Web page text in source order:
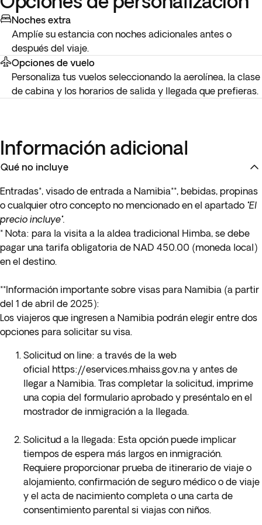
Noches extra
Amplíe su estancia con noches adicionales antes o
después del viaje.
Opciones de vuelo
Personaliza tus vuelos seleccionando la aerolínea, la clase
de cabina y los horarios de salida y llegada que prefieras.
Información adicional
Qué no incluye
Entradas*, visado de entrada a Namibia**, bebidas, propinas
o cualquier otro concepto no mencionado en el apartado "El
precio incluye".
* Nota: para la visita a la aldea tradicional Himba, se debe
pagar una tarifa obligatoria de NAD 450.00 (moneda local)
en el destino.
**Información importante sobre visas para Namibia (a partir
del 1 de abril de 2025):
Los viajeros que ingresen a Namibia podrán elegir entre dos
opciones para solicitar su visa.
Solicitud on line: a través de la web
oficial https://eservices.mhaiss.gov.na y antes de
llegar a Namibia. Tras completar la solicitud, imprime
una copia del formulario aprobado y preséntalo en el
mostrador de inmigración a la llegada.
Solicitud a la llegada: Esta opción puede implicar
tiempos de espera más largos en inmigración.
Requiere proporcionar prueba de itinerario de viaje o
alojamiento, confirmación de seguro médico o de viaje
y el acta de nacimiento completa o una carta de
consentimiento parental si viajas con niños.